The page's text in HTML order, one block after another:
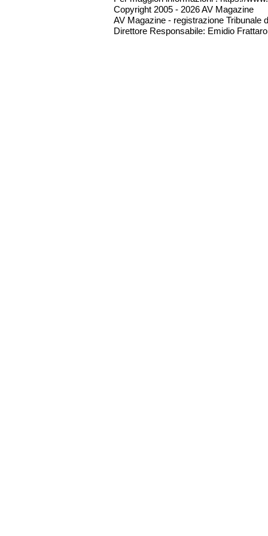
Copyright 2005 - 2026 AV Magazine
AV Magazine - registrazione Tribunale
Direttore Responsabile: Emidio